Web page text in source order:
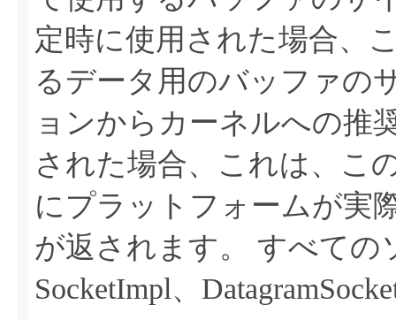
定時に使用された場合、
るデータ用のバッファの
ョンからカーネルへの推
された場合、これは、こ
にプラットフォームが実
が返されます。
すべての
SocketImpl、